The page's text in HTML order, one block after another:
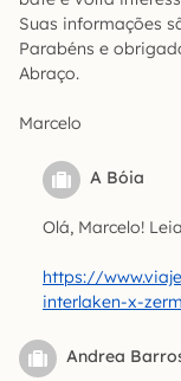
Suas informações
Parabéns e
Abraço.
Marcelo
A Bóia
Olá, Marcelo!
https://
interlaken-x-
Andrea